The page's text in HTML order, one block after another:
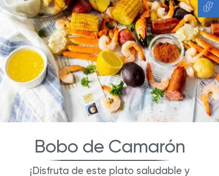
Bobo de Camarón
¡Disfruta de este plato saludable y